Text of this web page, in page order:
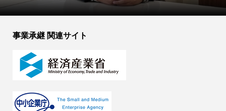
事業承継 関連サイト